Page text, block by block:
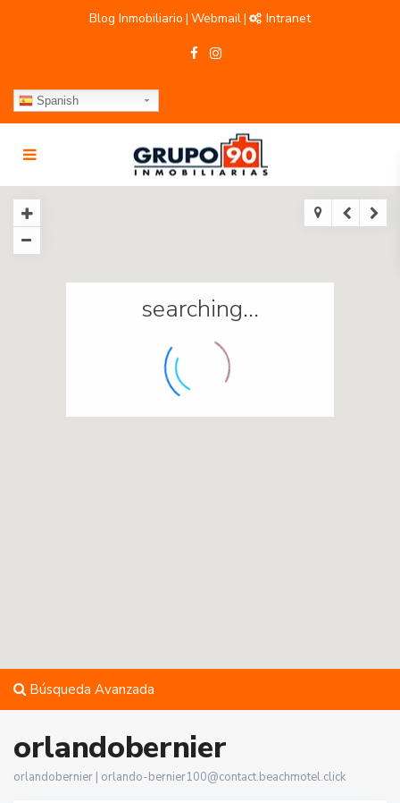
Blog Inmobiliario | Webmail| Intranet
Spanish
searching...
Búsqueda Avanzada
orlandobernier
orlandobernier | orlando-bernier100@contact.beachmotel.click